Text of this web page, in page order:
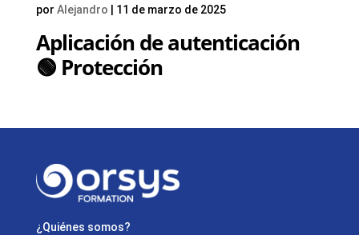
Aplicación de autenticación
🟢 Protección
por Alejandro 11 de marzo de 2025
¿Quiénes somos?